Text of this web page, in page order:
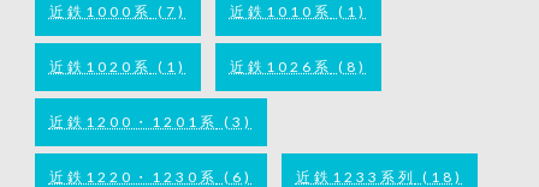
近鉄1000系 (7) 近鉄1010系 (1)
近鉄1020系 (1) 近鉄1026系 (8)
近鉄1200・1201系 (3)
近鉄1220・1230系 (6) 近鉄1233系列 (18)